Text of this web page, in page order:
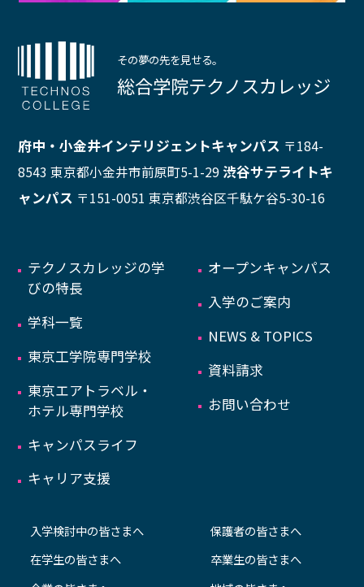
その夢の先を見せる。
総合学院テクノスカレッジ
府中・小金井インテリジェントキャンパス 〒184-
8543 東京都小金井市前原町5-1-29 渋谷サテライトキ
ャンパス 〒151-0051 東京都渋谷区千駄ケ谷5-30-16
テクノスカレッジの学
びの特長
学科一覧
東京工学院専門学校
東京エアトラベル・
ホテル専門学校
キャンパスライフ
キャリア支援
オープンキャンパス
入学のご案内
NEWS & TOPICS
資料請求
お問い合わせ
入学検討中の皆さまへ
在学生の皆さまへ
保護者の皆さまへ
卒業生の皆さまへ